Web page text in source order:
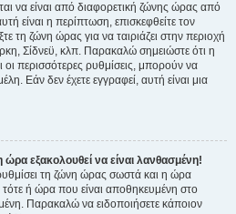
να είναι από διαφορετική ζώνης ώρας από
είναι η περίπτωση, επισκεφθείτε τον
τη ζώνη ώρας για να ταιριάζει στην περιοχή
Σίδνεϋ, κλπ. Παρακαλώ σημειώστε ότι η
περισσότερες ρυθμίσεις, μπορούν να
Εάν δεν έχετε εγγραφεί, αυτή είναι μια
εξακολουθεί να είναι λανθασμένη!
τη ζώνη ώρας σωστά και η ώρα
τότε ή ώρα που είναι αποθηκευμένη στο
Παρακαλώ να ειδοποιήσετε κάποιον